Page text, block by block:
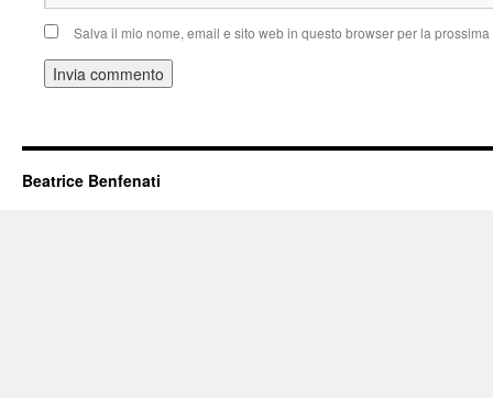
Salva il mio nome, email e sito web in questo browser per la
Beatrice Benfenati